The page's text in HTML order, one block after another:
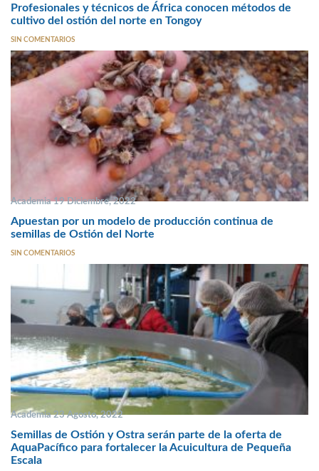
Profesionales y técnicos de África conocen métodos de
cultivo del ostión del norte en Tongoy
SIN COMENTARIOS
Academia 19 Diciembre, 2022
Apuestan por un modelo de producción continua de
semillas de Ostión del Norte
SIN COMENTARIOS
Academia 23 Agosto, 2022
Semillas de Ostión y Ostra serán parte de la oferta de
AquaPacífico para fortalecer la Acuicultura de Pequeña
Escala